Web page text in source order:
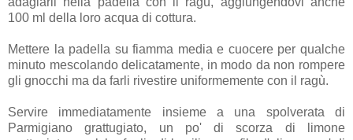
100 ml della loro acqua di cottura.
Mettere la padella su fiamma media e cuocere per qualche
minuto mescolando delicatamente, in modo da non rompere
gli gnocchi ma da farli rivestire uniformemente con il ragù.
Servire immediatamente insieme a una spolverata di
Parmigiano grattugiato, un po' di scorza di limone